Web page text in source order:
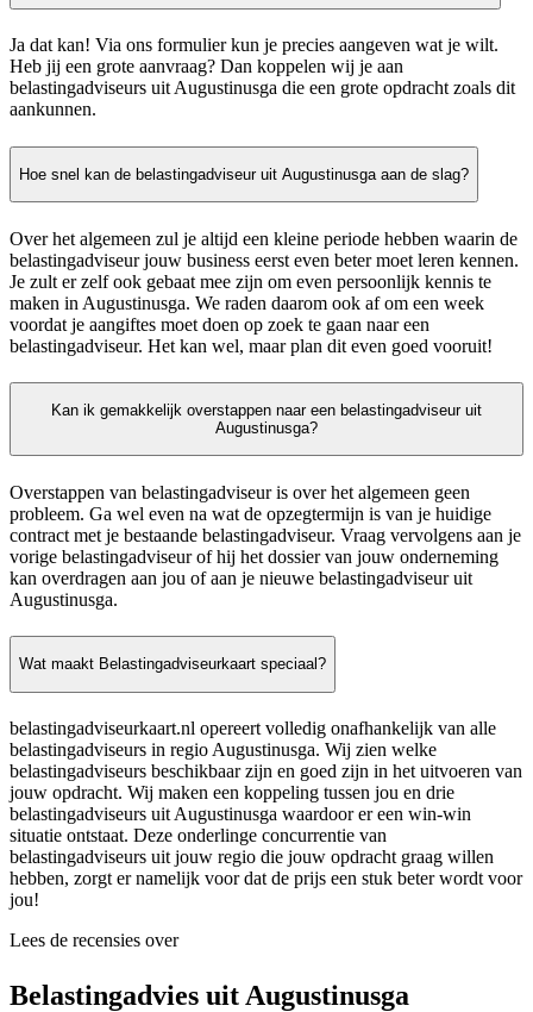
Ja dat kan! Via ons formulier kun je precies aangeven wat je wilt.
Heb jij een grote aanvraag? Dan koppelen wij je aan
belastingadviseurs uit Augustinusga die een grote opdracht zoals dit
aankunnen.
Hoe snel kan de belastingadviseur uit Augustinusga aan de slag?
Over het algemeen zul je altijd een kleine periode hebben waarin de
belastingadviseur jouw business eerst even beter moet leren kennen.
Je zult er zelf ook gebaat mee zijn om even persoonlijk kennis te
maken in Augustinusga. We raden daarom ook af om een week
voordat je aangiftes moet doen op zoek te gaan naar een
belastingadviseur. Het kan wel, maar plan dit even goed vooruit!
Kan ik gemakkelijk overstappen naar een belastingadviseur uit
Augustinusga?
Overstappen van belastingadviseur is over het algemeen geen
probleem. Ga wel even na wat de opzegtermijn is van je huidige
contract met je bestaande belastingadviseur. Vraag vervolgens aan je
vorige belastingadviseur of hij het dossier van jouw onderneming
kan overdragen aan jou of aan je nieuwe belastingadviseur uit
Augustinusga.
Wat maakt Belastingadviseurkaart speciaal?
belastingadviseurkaart.nl opereert volledig onafhankelijk van alle
belastingadviseurs in regio Augustinusga. Wij zien welke
belastingadviseurs beschikbaar zijn en goed zijn in het uitvoeren van
jouw opdracht. Wij maken een koppeling tussen jou en drie
belastingadviseurs uit Augustinusga waardoor er een win-win
situatie ontstaat. Deze onderlinge concurrentie van
belastingadviseurs uit jouw regio die jouw opdracht graag willen
hebben, zorgt er namelijk voor dat de prijs een stuk beter wordt voor
jou!
Lees de recensies over
Belastingadvies uit Augustinusga